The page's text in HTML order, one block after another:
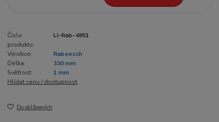
Číslo
produktu:
LI-Rab-4951
Výrobce:
Raboesch
Délka:
330 mm
Světlost:
1 mm
Hlídat cenu / dostupnost
Do oblíbených